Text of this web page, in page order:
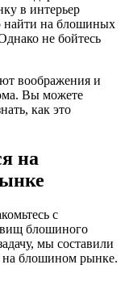
в интерьер
на блошиных
не бойтесь
воображения и
Вы можете
как это
на
с
блошиного
мы составили
на блошином рынке.